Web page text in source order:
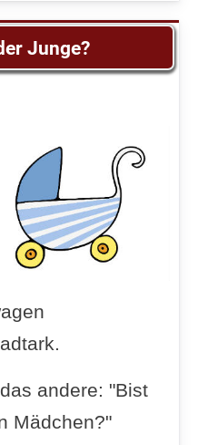
Junge?
andere: "Bist
Mädchen?"